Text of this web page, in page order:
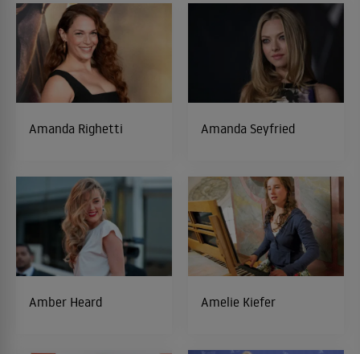
Amanda Righetti Amanda Seyfried
Amber Heard Amelie Kiefer